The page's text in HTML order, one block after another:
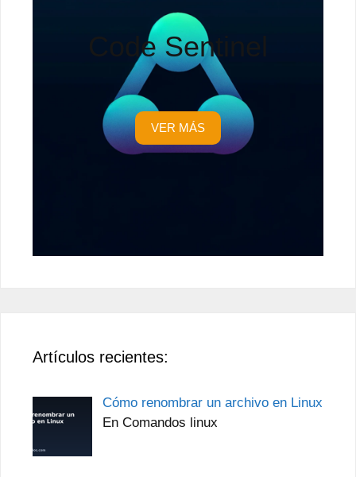
Code Sentinel
VER MÁS
Artículos recientes:
Cómo renombrar un archivo en Linux
En Comandos linux